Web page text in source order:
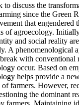
discuss the
since the Green
that engendered
of agroecology.
and social reality
A phenomenological
with conventional
occur. Based on
helps provide a
farmers. However,
the dominant
farmers. Maintaining